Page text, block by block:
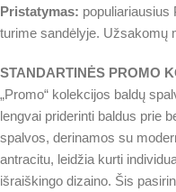
Pristatymas: populiariausius
turime sandėlyje. Užsakomų
STANDARTINĖS PROMO
„Promo“ kolekcijos baldų
lengvai priderinti baldus prie
spalvos, derinamos su
antracitu, leidžia kurti
išraiškingo dizaino. Šis